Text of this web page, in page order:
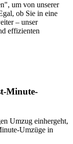
um von unserer
ob Sie in eine
– unser
effizienten
Minute-
Umzug einhergeht,
Umzüge in